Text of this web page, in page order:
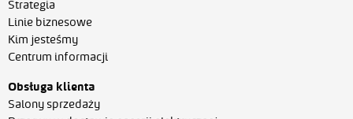
Strategia
Linie biznesowe
Kim jesteśmy
Centrum informacji
Obsługa klienta
Salony sprzedaży